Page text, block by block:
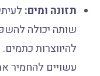
תזונה ומים:
שותה יכולה
להיווצרות
עשויים להחמיר